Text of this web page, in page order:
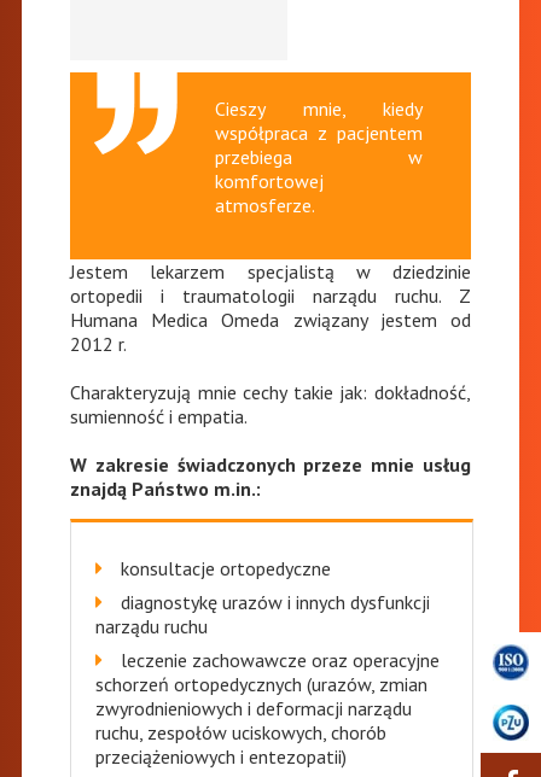
Cieszy mnie, kiedy
współpraca z pacjentem
przebiega w
komfortowej
atmosferze.
Jestem lekarzem specjalistą w dziedzinie
ortopedii i traumatologii narządu ruchu. Z
Humana Medica Omeda związany jestem od
2012 r.
Charakteryzują mnie cechy takie jak: dokładność,
sumienność i empatia.
W zakresie świadczonych przeze mnie usług
znajdą Państwo m.in.:
konsultacje ortopedyczne
diagnostykę urazów i innych dysfunkcji
narządu ruchu
leczenie zachowawcze oraz operacyjne
schorzeń ortopedycznych (urazów, zmian
zwyrodnieniowych i deformacji narządu
ruchu, zespołów uciskowych, chorób
przeciążeniowych i entezopatii)